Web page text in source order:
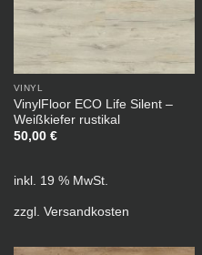
VINYL
VinylFloor ECO Life Silent –
Weißkiefer rustikal
50,00 €
inkl. 19 % MwSt.
zzgl. Versandkosten